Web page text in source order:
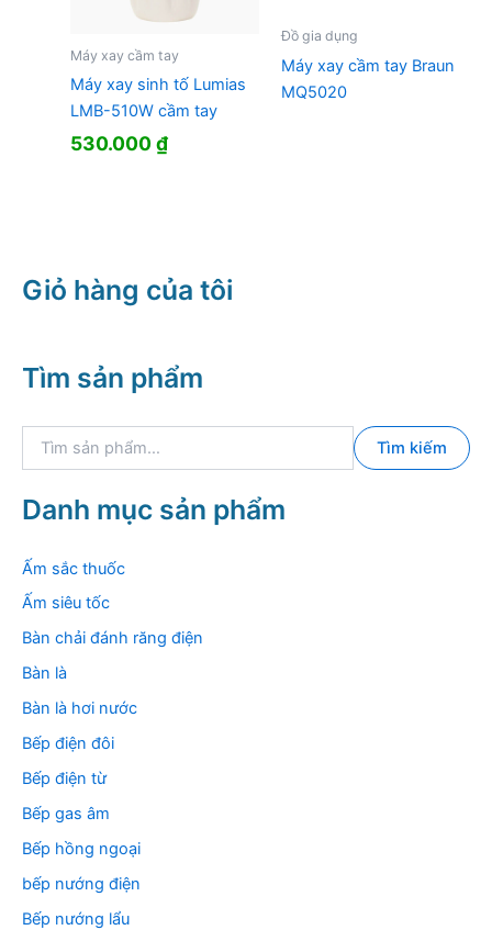
Máy xay cầm tay
Máy xay sinh tố Lumias
LMB-510W cầm tay
530.000₫
Đồ gia dụng
Máy xay cầm tay Braun
MQ5020
Giỏ hàng của tôi
Tìm sản phẩm
k
i
m
Tìm kiếm
Danh mục sản phẩm
Ấm sắc thuốc
Ấm siêu tốc
Bàn chải đánh răng điện
Bàn là
Bàn là hơi nước
Bếp điện đôi
Bếp điện từ
Bếp gas âm
Bếp hồng ngoại
bếp nướng điện
Bếp nướng lẩu